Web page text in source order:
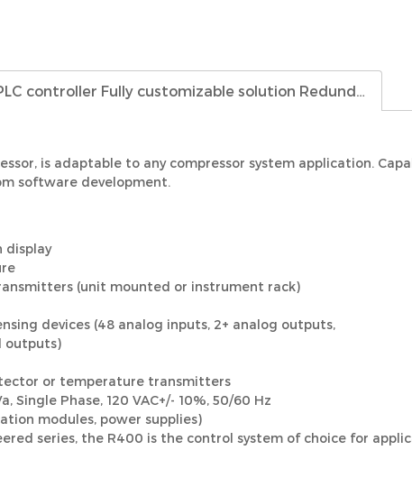
R400 Enhanced engineered PLC controller Fully customizable solution Redundancy options
is adaptable to any compressor system application.
software development.
display
(unit mounted or instrument rack)
devices (48 analog inputs, 2+ analog outputs,
outputs)
or temperature transmitters
Single Phase, 120 VAC+/- 10%, 50/60 Hz
modules, power supplies)
series, the R400 is the control system of choice for